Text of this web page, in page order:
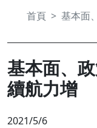
首頁 基本面
基本面、
續航力增
2021/5/6